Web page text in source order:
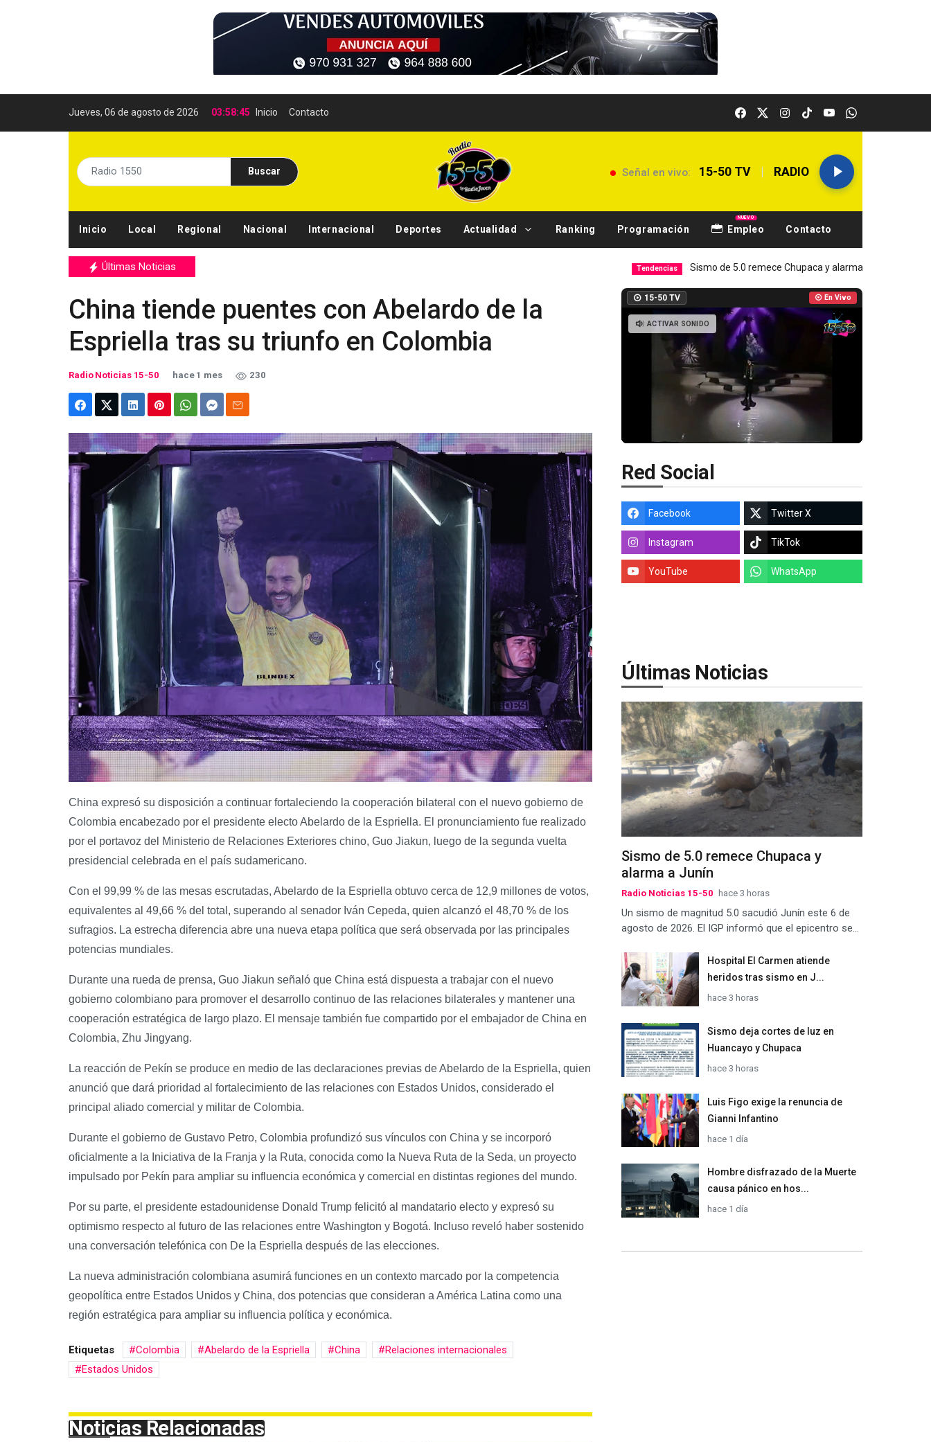
Jueves, 06 de agosto de 2026 03:58:47 Inicio Contacto
Buscar Señal en vivo: 15-50 TV | RADIO
Inicio Local Regional Nacional Internacional Deportes Actualidad Ranking Programación Empleo
NUEVO
Contacto
Últimas Noticias Sismo de 5.0 remece Chupaca y alarma a Junín Local
China tiende puentes con Abelardo de la
Espriella tras su triunfo en Colombia
Radio Noticias 15-50 hace 1 mes 230
China expresó su disposición a continuar fortaleciendo la cooperación bilateral con el nuevo gobierno de
Colombia encabezado por el presidente electo Abelardo de la Espriella. El pronunciamiento fue realizado
por el portavoz del Ministerio de Relaciones Exteriores chino, Guo Jiakun, luego de la segunda vuelta
presidencial celebrada en el país sudamericano.
Con el 99,99 % de las mesas escrutadas, Abelardo de la Espriella obtuvo cerca de 12,9 millones de votos,
equivalentes al 49,66 % del total, superando al senador Iván Cepeda, quien alcanzó el 48,70 % de los
sufragios. La estrecha diferencia abre una nueva etapa política que será observada por las principales
potencias mundiales.
Durante una rueda de prensa, Guo Jiakun señaló que China está dispuesta a trabajar con el nuevo
gobierno colombiano para promover el desarrollo continuo de las relaciones bilaterales y mantener una
cooperación estratégica de largo plazo. El mensaje también fue compartido por el embajador de China en
Colombia, Zhu Jingyang.
La reacción de Pekín se produce en medio de las declaraciones previas de Abelardo de la Espriella, quien
anunció que dará prioridad al fortalecimiento de las relaciones con Estados Unidos, considerado el
principal aliado comercial y militar de Colombia.
Durante el gobierno de Gustavo Petro, Colombia profundizó sus vínculos con China y se incorporó
oficialmente a la Iniciativa de la Franja y la Ruta, conocida como la Nueva Ruta de la Seda, un proyecto
impulsado por Pekín para ampliar su influencia económica y comercial en distintas regiones del mundo.
Por su parte, el presidente estadounidense Donald Trump felicitó al mandatario electo y expresó su
optimismo respecto al futuro de las relaciones entre Washington y Bogotá. Incluso reveló haber sostenido
una conversación telefónica con De la Espriella después de las elecciones.
La nueva administración colombiana asumirá funciones en un contexto marcado por la competencia
geopolítica entre Estados Unidos y China, dos potencias que consideran a América Latina como una
región estratégica para ampliar su influencia política y económica.
Etiquetas Colombia Abelardo de la Espriella China
Relaciones internacionales
Estados Unidos
Noticias Relacionadas
15-50 TV En Vivo
ACTIVAR SONIDO
Red Social
Facebook Twitter X
Instagram TikTok
YouTube WhatsApp
Últimas Noticias
Sismo de 5.0 remece Chupaca y
alarma a Junín
Radio Noticias 15-50 hace 3 horas
Un sismo de magnitud 5.0 sacudió Junín este 6 de
agosto de 2026. El IGP informó que el epicentro se...
Hospital El Carmen atiende
heridos tras sismo en J...
hace 3 horas
Sismo deja cortes de luz en
Huancayo y Chupaca
hace 3 horas
Luis Figo exige la renuncia de
Gianni Infantino
hace 1 día
Hombre disfrazado de la Muerte
causa pánico en hos...
hace 1 día